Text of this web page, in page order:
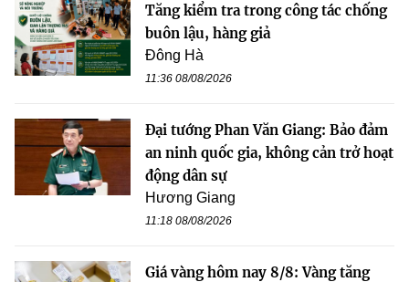
Tăng kiểm tra trong công tác chống
buôn lậu, hàng giả
Đông Hà
11:36 08/08/2026
Đại tướng Phan Văn Giang: Bảo đảm
an ninh quốc gia, không cản trở hoạt
động dân sự
Hương Giang
11:18 08/08/2026
Giá vàng hôm nay 8/8: Vàng tăng